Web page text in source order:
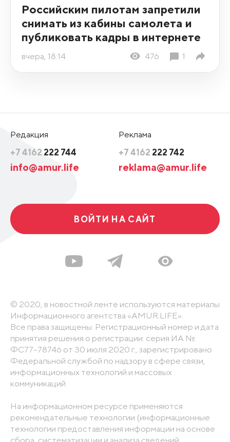
Российским пилотам запретили
снимать из кабины самолета и
публиковать кадры в интернете
вчера, 18:14 476 1
Редакция
+7 4162 222 744
info@amur.life
Реклама
+7 4162 222 742
reklama@amur.life
ВОЙТИ НА САЙТ
© 2020, в новостной ленте используются материалы
Информационного агентства «AMUR.LIFE».
Все права защищены. Регистрационный номер и дата
принятия решения о регистрации: серия ИА №
ФС77-78746 от 30 июля 2020 г., зарегистрировано
Федеральной службой по надзору в сфере связи,
информационных технологий и массовых
коммуникаций
На информационном ресурсе применяются
рекомендательные технологии (информационные
технологии предоставления информации на основе
сбора, систематизации и анализа сведений,